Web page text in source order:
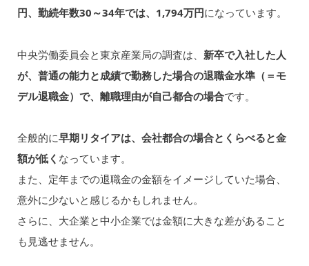
円、勤続年数30～34年では、1,794万円になっています。
中央労働委員会と東京産業局の調査は、 新卒で入社した人
が、普通の能力と成績で勤務した場合の退職金水準（＝モ
デル退職金）で、離職理由が自己都合の場合です。
全般的に早期リタイアは、会社都合の場合とくらべると金
額が低く なっています。
また、定年までの退職金の金額をイメージしていた場合、
意外に少ないと感じるかもしれません。
さらに、大企業と中小企業では金額に大きな差があること
も見逃せません。